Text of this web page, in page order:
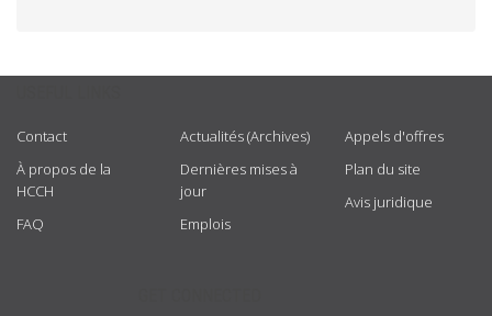
Contact
À propos de la
HCCH
FAQ
Actualités (Archives)
Dernières mises à
jour
Emplois
Appels d'offres
Plan du site
Avis juridique